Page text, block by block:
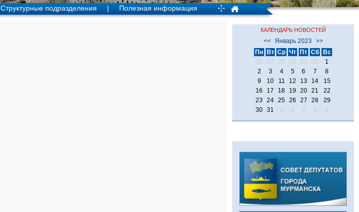
Структурные подразделения | Полезная информация
КАЛЕНДАРЬ НОВОСТЕЙ
<< Январь 2023
>>
Пн
Вт Ср Чт Пт Сб
Вс
26
27 28 29 30 31
1
2
3 4 5 6 7
8
9
10 11 12 13 14
15
16
17 18 19 20 21
22
23
24 25 26 27 28
29
30 31 1 2 3 4 5